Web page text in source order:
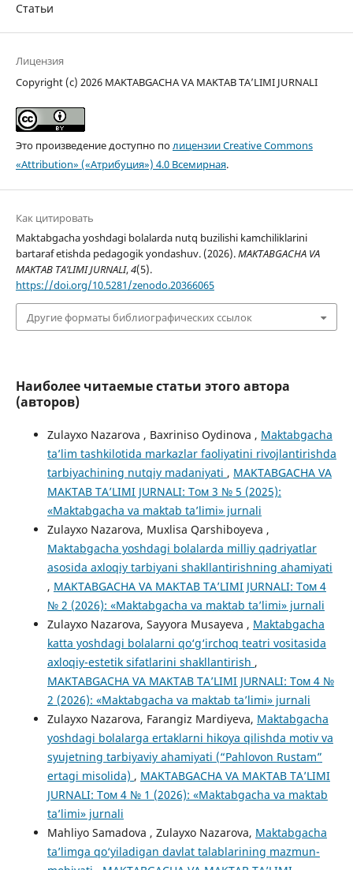
Статьи
Лицензия
Copyright (c) 2026 MAKTABGACHA VA MAKTAB TA’LIMI JURNALI
Это произведение доступно полицензии Creative Commons
«Attribution» («Атрибуция») 4.0 Всемирная.
Как цитировать
Maktabgacha yoshdagi bolalarda nutq buzilishi kamchiliklarini
bartaraf etishda pedagogik yondashuv. (2026).MAKTABGACHA VA
MAKTAB TA’LIMI JURNALI,4(5).
https://doi.org/10.5281/zenodo.20366065
Другие форматы библиографических ссылок
Наиболее читаемые статьи этого автора
(авторов)
Zulayxo Nazarova , Baxriniso Oydinova , Maktabgacha
ta’lim tashkilotida markazlar faoliyatini rivojlantirishda
tarbiyachining nutqiy madaniyati , MAKTABGACHA VA
MAKTAB TA’LIMI JURNALI: Том 3 № 5 (2025):
«Maktabgacha va maktab ta’limi» jurnali
Zulayxo Nazarova, Muxlisa Qarshiboyeva ,
Maktabgacha yoshdagi bolalarda milliy qadriyatlar
asosida axloqiy tarbiyani shakllantirishning ahamiyati
, MAKTABGACHA VA MAKTAB TA’LIMI JURNALI: Том 4
№ 2 (2026): «Maktabgacha va maktab ta’limi» jurnali
Zulayxo Nazarova, Sayyora Musayeva , Maktabgacha
katta yoshdagi bolalarni qo‘g‘irchoq teatri vositasida
axloqiy-estetik sifatlarini shakllantirish ,
MAKTABGACHA VA MAKTAB TA’LIMI JURNALI: Том 4 №
2 (2026): «Maktabgacha va maktab ta’limi» jurnali
Zulayxo Nazarova, Farangiz Mardiyeva, Maktabgacha
yoshdagi bolalarga ertaklarni hikoya qilishda motiv va
syujetning tarbiyaviy ahamiyati (“Pahlovon Rustam”
ertagi misolida) , MAKTABGACHA VA MAKTAB TA’LIMI
JURNALI: Том 4 № 1 (2026): «Maktabgacha va maktab
ta’limi» jurnali
Mahliyo Samadova , Zulayxo Nazarova, Maktabgacha
ta’limga qo‘yiladigan davlat talablarining mazmun-